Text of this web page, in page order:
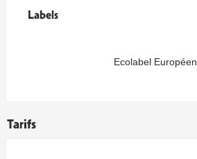
Labels
Labels
Ecolabel Européen
Tarifs